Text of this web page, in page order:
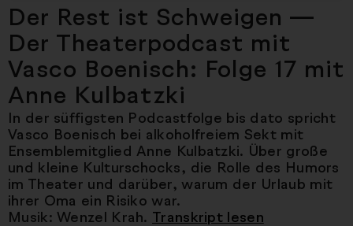
Der Rest ist Schweigen —
Der Theaterpodcast mit
Vasco Boenisch: Folge 17 mit
Anne Kulbatzki
In der süffigsten Podcastfolge bis dato spricht
Vasco Boenisch bei alkoholfreiem Sekt mit
Ensemblemitglied Anne Kulbatzki. Über große
und kleine Kulturschocks, die Rolle des Humors
im Theater und darüber, warum der Urlaub mit
ihrer Oma ein Risiko war.
Musik: Wenzel Krah. Transkript lesen